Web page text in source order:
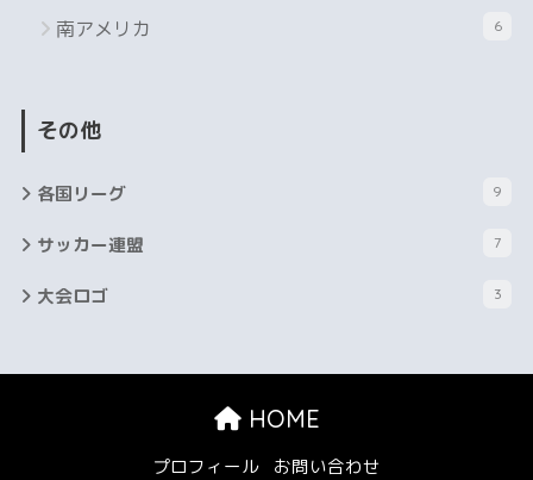
南アメリカ 6
その他
各国リーグ 9
サッカー連盟 7
大会ロゴ 3
HOME
プロフィール お問い合わせ